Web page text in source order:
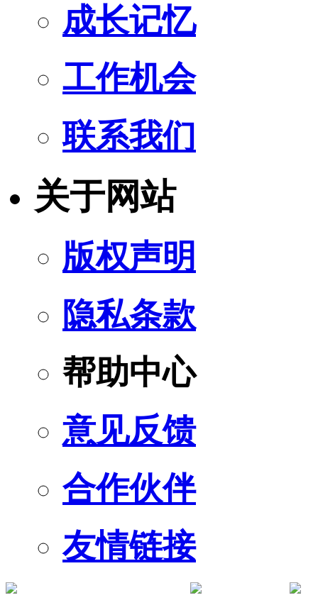
成长记忆
工作机会
联系我们
关于网站
版权声明
隐私条款
帮助中心
意见反馈
合作伙伴
友情链接